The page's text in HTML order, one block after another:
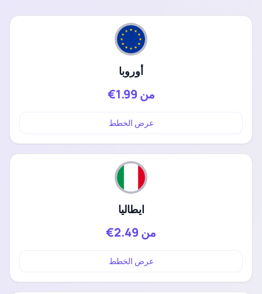
أوروبا
من 1.99€
عرض الخطط
ايطاليا
من 2.49€
عرض الخطط